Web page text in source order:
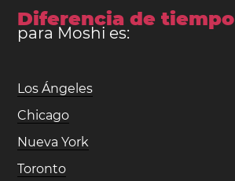
Diferencia de tiempo
para Moshi es:
Los Ángeles
Chicago
Nueva York
Toronto